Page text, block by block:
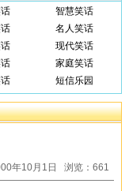
智慧笑话
名人笑话
现代笑话
家庭笑话
短信乐园
年10月1日 浏览：661